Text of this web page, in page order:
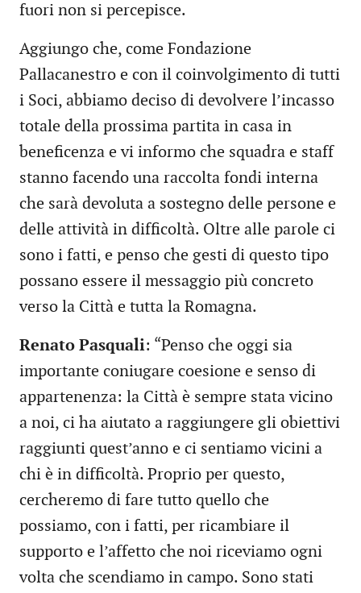
fuori non si percepisce.
Aggiungo che, come Fondazione
Pallacanestro e con il coinvolgimento di tutti
i Soci, abbiamo deciso di devolvere l’incasso
totale della prossima partita in casa in
beneficenza e vi informo che squadra e staff
stanno facendo una raccolta fondi interna
che sarà devoluta a sostegno delle persone e
delle attività in difficoltà. Oltre alle parole ci
sono i fatti, e penso che gesti di questo tipo
possano essere il messaggio più concreto
verso la Città e tutta la Romagna.
Renato Pasquali: “Penso che oggi sia
importante coniugare coesione e senso di
appartenenza: la Città è sempre stata vicino
a noi, ci ha aiutato a raggiungere gli obiettivi
raggiunti quest’anno e ci sentiamo vicini a
chi è in difficoltà. Proprio per questo,
cercheremo di fare tutto quello che
possiamo, con i fatti, per ricambiare il
supporto e l’affetto che noi riceviamo ogni
volta che scendiamo in campo. Sono stati